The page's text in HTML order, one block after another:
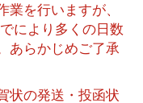
業を行いますが、
により多くの日数
あらかじめご了承
状の発送・投函状